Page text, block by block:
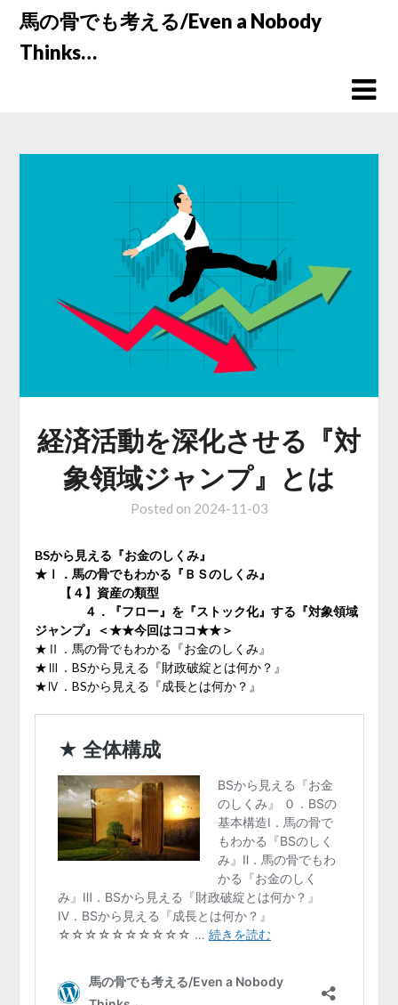
Skip
content
馬の骨でも考える/Even a Nobody
Thinks…
経済活動を深化させる『対
象領域ジャンプ』とは
Posted on 2024-11-03
BSから見える『お金のしくみ』
★Ⅰ．馬の骨でもわかる『ＢＳのしくみ』
【４】資産の類型
４．『フロー』を『ストック化』する『対象領域
ジャンプ』＜★★今回はココ★★＞
★Ⅱ．馬の骨でもわかる『お金のしくみ』
★Ⅲ．BSから見える『財政破綻とは何か？』
★Ⅳ．BSから見える『成長とは何か？』